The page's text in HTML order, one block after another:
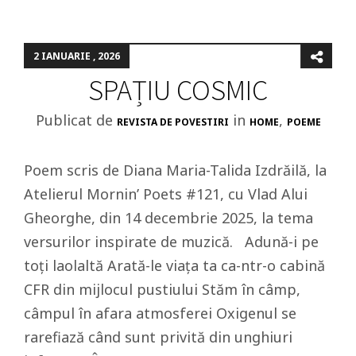
2 IANUARIE , 2026
SPAȚIU COSMIC
Publicat de REVISTA DE POVESTIRI in HOME, POEME
Poem scris de Diana Maria-Talida Izdrăilă, la
Atelierul Mornin’ Poets #121, cu Vlad Alui
Gheorghe, din 14 decembrie 2025, la tema
versurilor inspirate de muzică. Adună-i pe
toți laolaltă Arată-le viața ta ca-ntr-o cabină
CFR din mijlocul pustiului Stăm în câmp,
câmpul în afara atmosferei Oxigenul se
rarefiază când sunt privită din unghiuri